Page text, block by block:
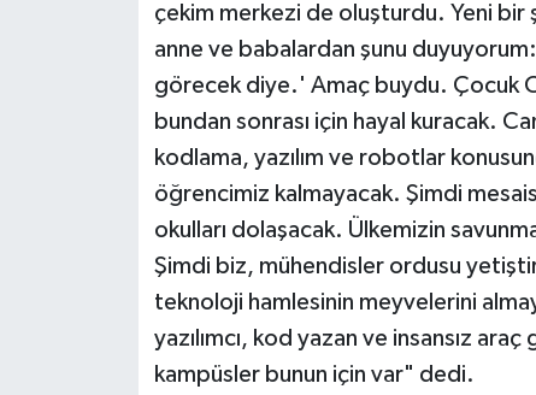
çekim merkezi de oluşturdu. Yeni
anne ve babalardan şunu
görecek diye.' Amaç buydu. Çocuk
bundan sonrası için hayal kuracak.
kodlama, yazılım ve robotlar
öğrencimiz kalmayacak. Şimdi
okulları dolaşacak. Ülkemizin
Şimdi biz, mühendisler ordusu
teknoloji hamlesinin meyvelerini
yazılımcı, kod yazan ve insansız
kampüsler bunun için var" dedi.